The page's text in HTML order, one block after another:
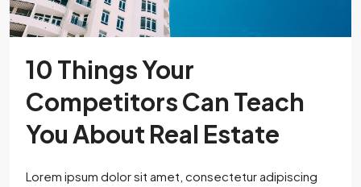
10 Things Your
Competitors Can Teach
You About Real Estate
Lorem ipsum dolor sit amet, consectetur adipiscing